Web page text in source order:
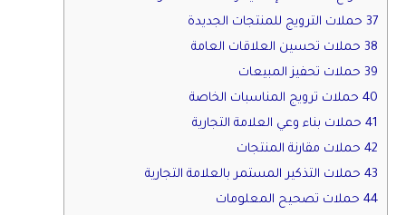
37 حملات الترويج للمنتجات الجديدة
38 حملات تحسين العلاقات العامة
39 حملات تحفيز المبيعات
40 حملات ترويج المناسبات الخاصة
41 حملات بناء وعي العلامة التجارية
42 حملات مقارنة المنتجات
43 حملات التذكير المستمر بالعلامة التجارية
44 حملات تصحيح المعلومات